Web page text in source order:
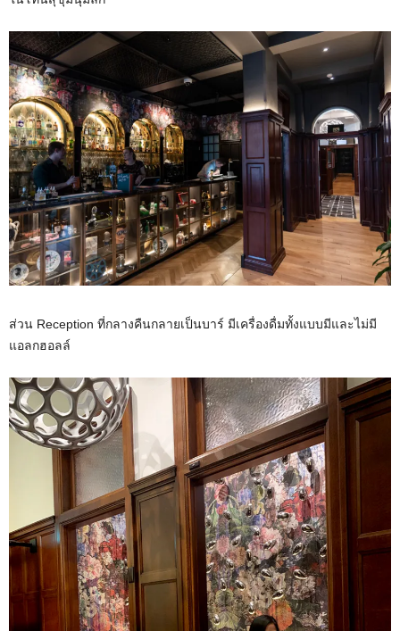
ส่วน Reception ที่กลางคืนกลายเป็นบาร์ มีเครื่องดื่มทั้งแบบมีและไม่มี
แอลกฮอลล์